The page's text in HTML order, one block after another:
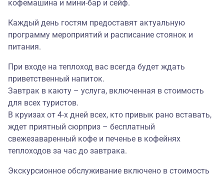
кофемашина и мини-бар и сейф.
Каждый день гостям предоставят актуальную
программу мероприятий и расписание стоянок и
питания.
При входе на теплоход вас всегда будет ждать
приветственный напиток.
Завтрак в каюту – услуга, включенная в стоимость
для всех туристов.
В круизах от 4-х дней всех, кто привык рано вставать,
ждет приятный сюрприз – бесплатный
свежезаваренный кофе и печенье в кофейнях
теплоходов за час до завтрака.
Экскурсионное обслуживание включено в стоимость